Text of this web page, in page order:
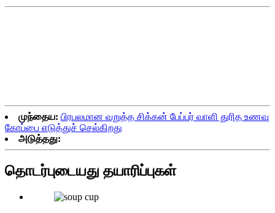
முந்தைய: பிரபலமான வறுத்த சிக்கன் பேப்பர் வாளி துரித உணவு
கோப்பை எடுத்துச் செல்கிறது
அடுத்தது:
தொடர்புடையது தயாரிப்புகள்